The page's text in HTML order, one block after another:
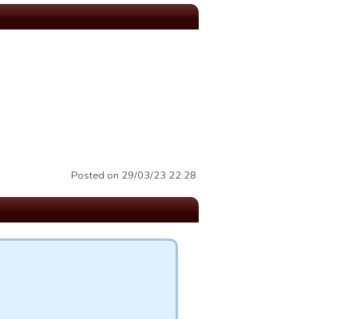
Posted on 29/03/23 22:28.